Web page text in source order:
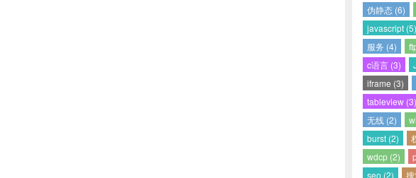
伪静态 (6)
javascript (5)
服务 (4)
c语言 (3)
iframe (3)
tableview (3)
无线 (2)
burst (2)
wdcp (2)
seo (2)